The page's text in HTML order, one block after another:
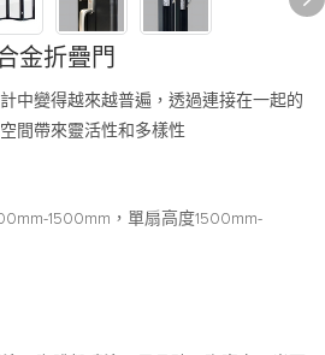
金折疊門
中變得越來越普遍，透過連接在一起的
間帶來靈活性和多樣性
1500mm，單扇高度1500mm-